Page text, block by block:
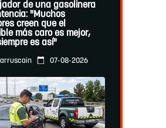
de una gasolinera
"Muchos
creen que el
más caro es mejor,
es así"
07-08-2026